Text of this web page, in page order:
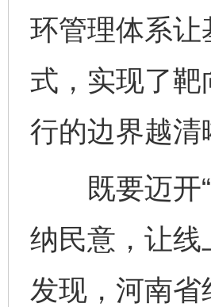
环管理体系让
式，实现了
行的边界越
既要迈开“
纳民意，让线
发现，河南省